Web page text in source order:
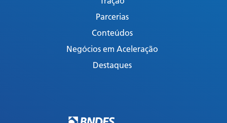
Parcerias
Conteúdos
Negócios em Aceleração
Destaques